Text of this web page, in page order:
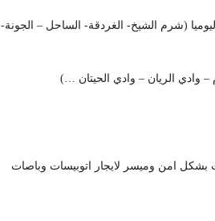
(شرم الشيخ- الغردقة- الساحل – الجونة-
الريان – وادي الحيتان …)
بشكل امن وميسر لايجار اتوبيسات وباصات